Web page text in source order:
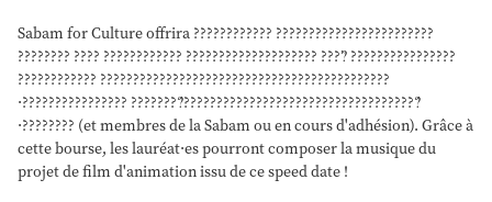
Sabam for Culture offrira ???????????? ????????????????????????
???????? ???? ???????????? ???????????????????? ????̀ ????????????????
???????????? ????????????????????????????????????????????
·???????????????? ????????́????????????????????????????????????́
·???????? (et membres de la Sabam ou en cours d'adhésion). Grâce à
cette bourse, les lauréat·es pourront composer la musique du
projet de film d'animation issu de ce speed date !